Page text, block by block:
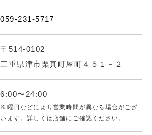
059-231-5717
〒514-0102
三重県津市栗真町屋町４５１－２
6:00〜24:00
※曜日などにより営業時間が異なる場合がござ
います。詳しくは店舗にご確認ください。